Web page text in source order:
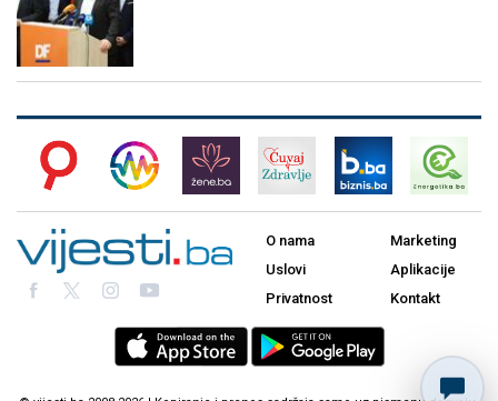
O nama
Uslovi
Privatnost
Marketing
Aplikacije
Kontakt